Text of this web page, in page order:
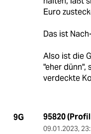
Euro
Das ist
Also ist die
"eher dünn",
verdeckte
9G 95820
09.01.2023,